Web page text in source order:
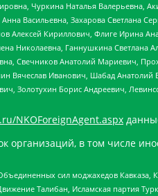
Чуркина Наталья Валерьевна,
Васильевна, Захарова Светлана
Алексей Кириллович, Флиге Ирина
Николаевна, Ганнушкина
Свечников Анатолий Мариевич,
Вячеслав Иванович, Шабад
Золотухин Борис Андреевич,
NKOForeignAgent.aspx
в том числе
сил моджахедов Кавказа,
Талибан, Исламская партия